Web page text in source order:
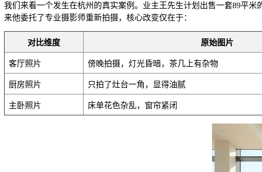
我们来看一个发生在杭州的真实案例。业主王先生计划出售一套89平米
来他委托了专业摄影师重新拍摄，核心改变仅在于：
对比维度 原始图片
客厅照片 傍晚拍摄，灯光昏暗，茶几上有杂物
厨房照片 只拍了灶台一角，显得油腻
主卧照片 床单花色杂乱，窗帘紧闭